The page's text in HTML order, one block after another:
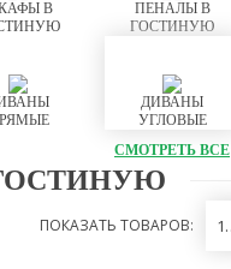
В
ПЕНАЛЫ В
ГОСТИНУЮ
ДИВАНЫ
УГЛОВЫЕ
СМОТРЕТЬ ВСЕ
ПОКАЗАТЬ ТОВАРОВ: